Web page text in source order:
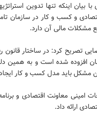
با بیان اینکه تنها تدوین
و کسب و کار در سازمان
مشکلات مالی آن دارد.
تصریح کرد: در ساختار قانون
افزوده شده است و به همین
مشکل باید مدل کسب و کار
امینی معاونت اقتصادی و
ارائه داد.